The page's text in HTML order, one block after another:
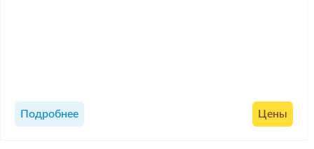
Подробнее Цены